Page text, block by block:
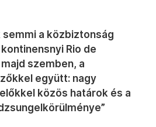
semmi a közbiztonság
Rio de
szemben, a
együtt: nagy
közös határok és a